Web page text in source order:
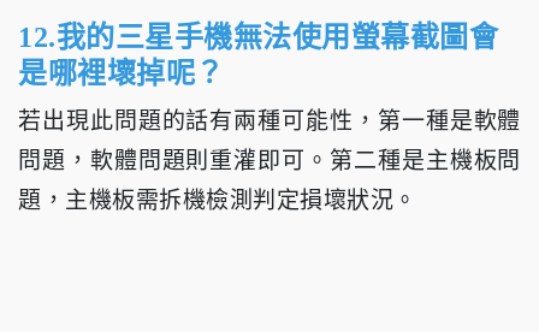
12.我的三星手機無法使用螢幕截圖會
是哪裡壞掉呢？
若出現此問題的話有兩種可能性，第一種是軟體
問題，軟體問題則重灌即可。第二種是主機板問
題，主機板需拆機檢測判定損壞狀況。